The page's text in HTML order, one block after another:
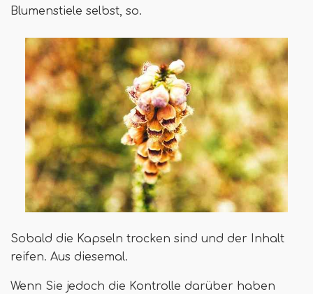
Blumenstiele selbst, so.
Sobald die Kapseln trocken sind und der Inhalt
reifen. Aus diesemal.
Wenn Sie jedoch die Kontrolle darüber haben